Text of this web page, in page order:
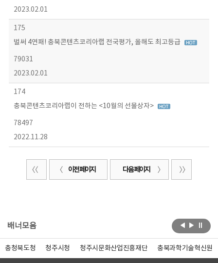
2023.02.01
175
벌써 4연패! 충북콘텐츠코리아랩 전국평가, 올해도 최고등급
79031
2023.02.01
174
충북콘텐츠코리아랩이 전하는 <10월의 선물상자>
78497
2022.11.28
이전 페이지 다음 페이지
배너모음
충청북도청 청주시청 청주시문화산업진흥재단 충북과학기술혁신원